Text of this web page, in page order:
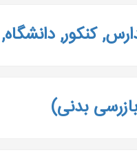
کنکور,
بدنی)